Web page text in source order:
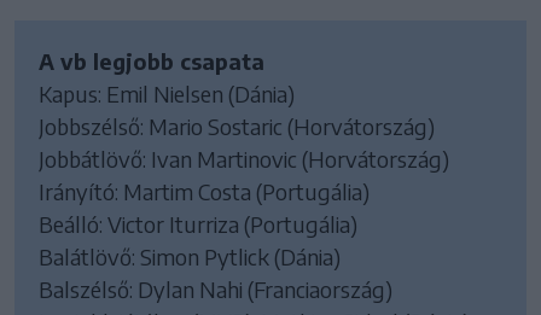
A vb legjobb csapata
Kapus: Emil Nielsen (Dánia)
Jobbszélső: Mario Sostaric (Horvátország)
Jobbátlövő: Ivan Martinovic (Horvátország)
Irányító: Martim Costa (Portugália)
Beálló: Victor Iturriza (Portugália)
Balátlövő: Simon Pytlick (Dánia)
Balszélső: Dylan Nahi (Franciaország)